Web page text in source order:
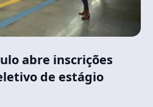
abre inscrições
de estágio